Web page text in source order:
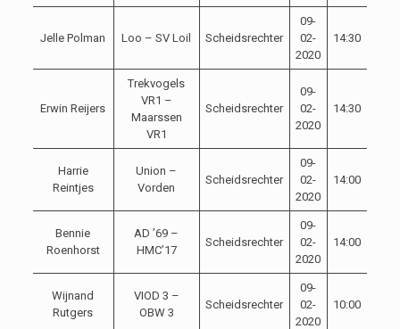
Jelle Polman Loo – SV Loil Scheidsrechter
09-
02-
2020
14:30
Erwin Reijers
Trekvogels
VR1 –
Maarssen
VR1
Scheidsrechter
09-
02-
2020
14:30
Harrie
Reintjes
Union –
Vorden
Scheidsrechter
09-
02-
2020
14:00
Bennie
Roenhorst
AD ’69 –
HMC’17
Scheidsrechter
09-
02-
2020
14:00
Wijnand
Rutgers
VIOD 3 –
OBW 3
Scheidsrechter
09-
02-
2020
10:00